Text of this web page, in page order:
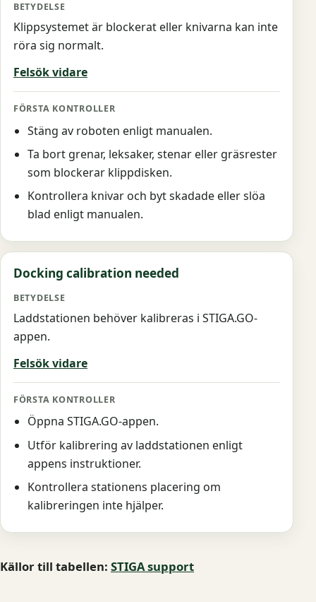
Klippsystemet är blockerat eller knivarna kan inte
röra sig normalt.
Felsök vidare
Stäng av roboten enligt manualen.
Ta bort grenar, leksaker, stenar eller gräsrester
som blockerar klippdisken.
Kontrollera knivar och byt skadade eller slöa
blad enligt manualen.
Docking calibration needed
Laddstationen behöver kalibreras i STIGA.GO-
appen.
Felsök vidare
Öppna STIGA.GO-appen.
Utför kalibrering av laddstationen enligt
appens instruktioner.
Kontrollera stationens placering om
kalibreringen inte hjälper.
Källor till tabellen: STIGA support